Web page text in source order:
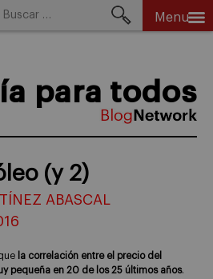
Menu
para todos
(y 2)
ABASCAL
la correlación entre el precio del
pequeña en 20 de los 25 últimos años.